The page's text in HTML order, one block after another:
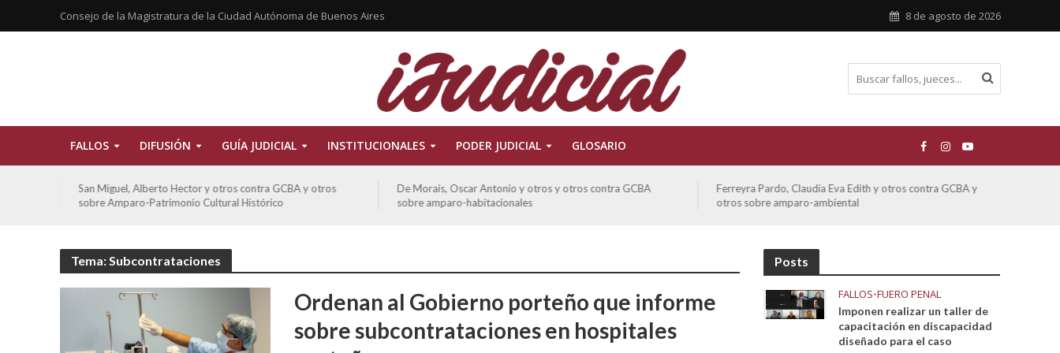
Consejo de la Magistratura de la Ciudad Autónoma de Buenos Aires 8 de agosto de 2026
FALLOS DIFUSIÓN GUÍA JUDICIAL INSTITUCIONALES PODER JUDICIAL GLOSARIO
Hector y otros contra GCBA y otros
Patrimonio Cultural Histórico
De Morais, Oscar Antonio y otros y otros contra GCBA
sobre amparo-habitacionales
Ferreyra Pardo, Claudia Eva Edith y otros contra GCBA y
otros sobre amparo-ambiental
ATE contra GCBA sobre amparo –
Tema: Subcontrataciones
Ordenan al Gobierno porteño que informe
sobre subcontrataciones en hospitales
Posts
FALLOS•FUERO PENAL
Imponen realizar un taller de
capacitación en discapacidad
diseñado para el caso